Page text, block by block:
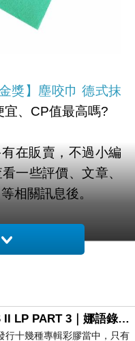
金獎】塵咬巾 德式抹
宜、CP值最高嗎?
在販賣，不過小編
一些評價、文章、
相關訊息後。
CONFESSIONS II LP PART 3｜娜語錄II LP PART 3
行十幾種專輯彩膠當中，只有